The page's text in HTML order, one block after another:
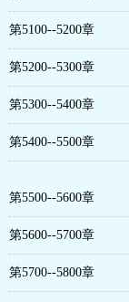
第5100--5200章
第5200--5300章
第5300--5400章
第5400--5500章
第5500--5600章
第5600--5700章
第5700--5800章